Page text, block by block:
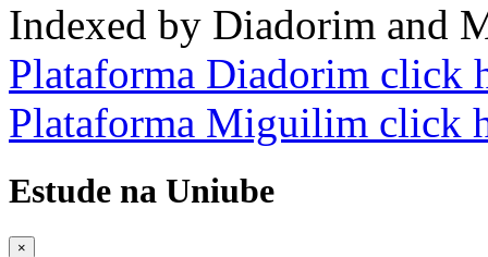
Indexed by Diadorim and
Plataforma Diadorim click
Plataforma Miguilim click
Estude na Uniube
×